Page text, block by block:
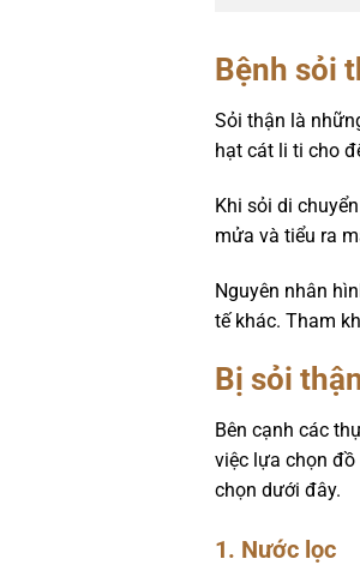
Bệnh sỏi
Sỏi thận là
hạt cát li ti cho
Khi sỏi di
mửa và tiểu ra
Nguyên nhân
tế khác. Tham
Bị sỏi
Bên cạnh các
việc lựa chọn
chọn dưới đây.
1. Nước lọc